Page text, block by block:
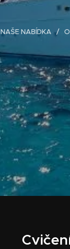
NAŠE NABÍDKA